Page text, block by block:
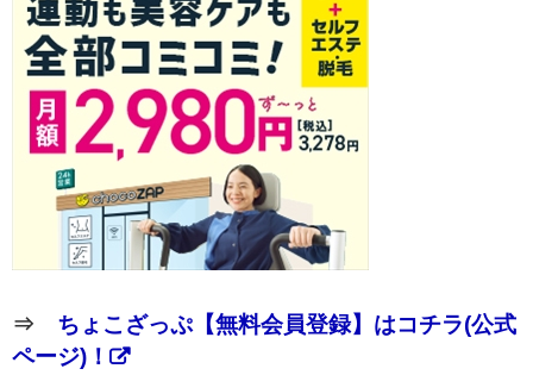
⇒ ちょこざっぷ【無料会員登録】はコチラ(公式
ページ)！